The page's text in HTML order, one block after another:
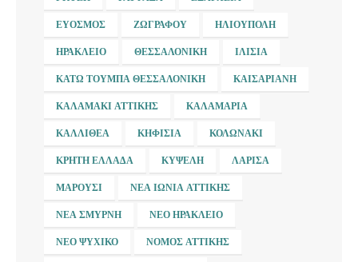
ΕΎΟΣΜΟΣ ΖΩΓΡΆΦΟΥ ΗΛΙΟΎΠΟΛΗ
ΗΡΆΚΛΕΙΟ ΘΕΣΣΑΛΟΝΊΚΗ ΙΛΊΣΙΑ
ΚΆΤΩ ΤΟΎΜΠΑ ΘΕΣΣΑΛΟΝΊΚΗ ΚΑΙΣΑΡΙΑΝΉ
ΚΑΛΑΜΆΚΙ ΑΤΤΙΚΉΣ ΚΑΛΑΜΑΡΙΆ
ΚΑΛΛΙΘΈΑ ΚΗΦΙΣΙΆ ΚΟΛΩΝΆΚΙ
ΚΡΉΤΗ ΕΛΛΆΔΑ ΚΥΨΈΛΗ ΛΆΡΙΣΑ
ΜΑΡΟΎΣΙ ΝΈΑ ΙΩΝΊΑ ΑΤΤΙΚΉΣ
ΝΈΑ ΣΜΎΡΝΗ ΝΈΟ ΗΡΆΚΛΕΙΟ
ΝΈΟ ΨΥΧΙΚΌ ΝΟΜΌΣ ΑΤΤΙΚΉΣ